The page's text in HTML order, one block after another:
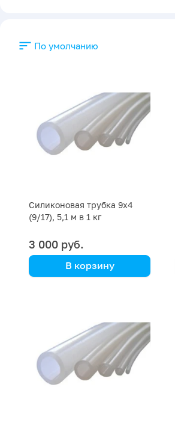
По умолчанию
Силиконовая трубка 9х4
(9/17), 5,1 м в 1 кг
3 000 руб.
В корзину